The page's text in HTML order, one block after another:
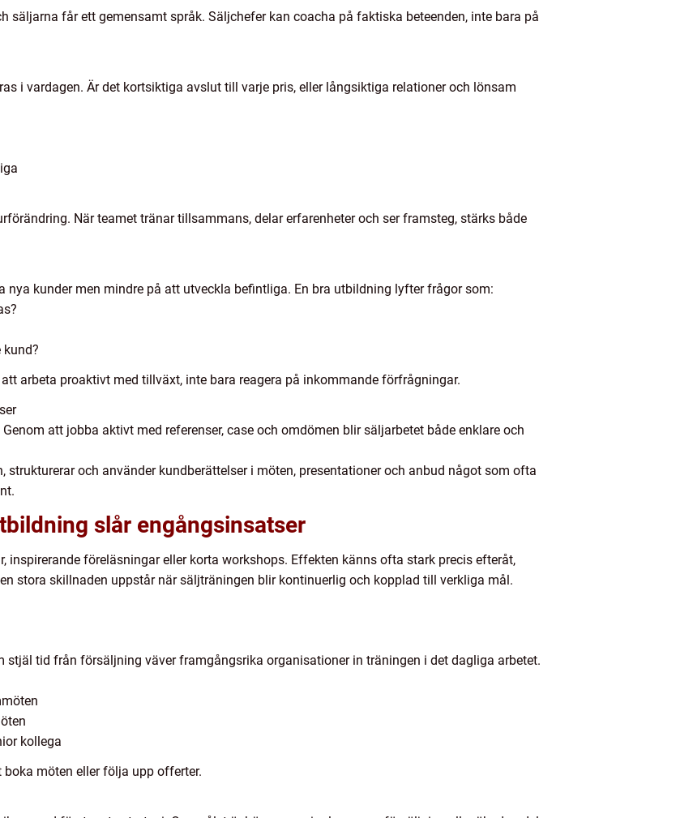
säljarna får ett gemensamt språk. Säljchefer kan coacha på faktiska beteenden, inte bara på
i vardagen. Är det kortsiktiga avslut till varje pris, eller långsiktiga relationer och lönsam
När teamet tränar tillsammans, delar erfarenheter och ser framsteg, stärks både
kunder men mindre på att utveckla befintliga. En bra utbildning lyfter frågor som:
arbeta proaktivt med tillväxt, inte bara reagera på inkommande förfrågningar.
att jobba aktivt med referenser, case och omdömen blir säljarbetet både enklare och
strukturerar och använder kundberättelser i möten, presentationer och anbud något som ofta
slår engångsinsatser
inspirerande föreläsningar eller korta workshops. Effekten känns ofta stark precis efteråt,
stora skillnaden uppstår när säljträningen blir kontinuerlig och kopplad till verkliga mål.
tid från försäljning väver framgångsrika organisationer in träningen i det dagliga arbetet.
kollega
möten eller följa upp offerter.